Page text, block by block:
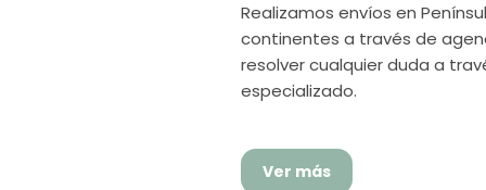
Realizamos envíos en
continentes a través de
resolver cualquier duda a
especializado.
Ver más